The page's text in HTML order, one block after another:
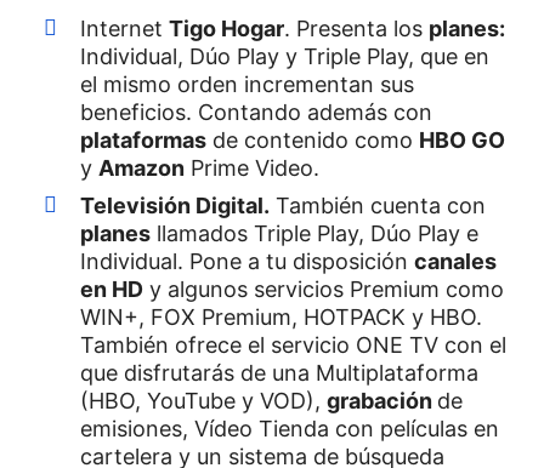
Internet Tigo Hogar. Presenta los planes:
Individual, Dúo Play y Triple Play, que en
el mismo orden incrementan sus
beneficios. Contando además con
plataformas de contenido como HBO GO
y Amazon Prime Video.
Televisión Digital. También cuenta con
planes llamados Triple Play, Dúo Play e
Individual. Pone a tu disposición canales
en HD y algunos servicios Premium como
WIN+, FOX Premium, HOTPACK y HBO.
También ofrece el servicio ONE TV con el
que disfrutarás de una Multiplataforma
(HBO, YouTube y VOD), grabación de
emisiones, Vídeo Tienda con películas en
cartelera y un sistema de búsqueda